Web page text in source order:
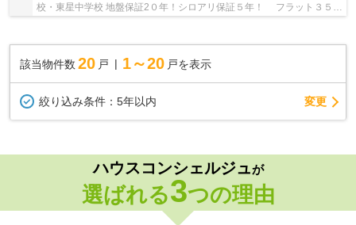
校・東星中学校 地盤保証2０年！シロアリ保証５年！ フラット３５利
用可！
該当物件数 20 戸 1～20 戸を表示
絞り込み条件： 5年以内 変更
ハウスコンシェルジュが
選ばれる3つの理由